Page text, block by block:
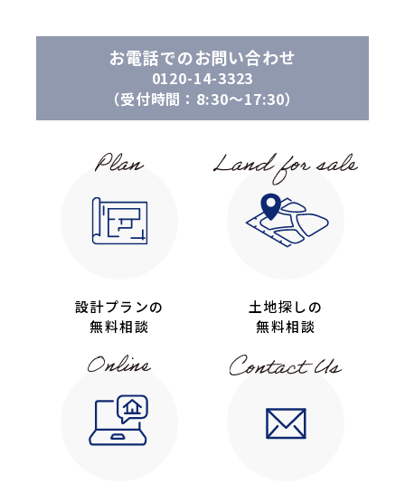
お電話でのお問い合わせ
0120-14-3323
（受付時間：8:30〜17:30）
設計プランの
無料相談
土地探しの
無料相談